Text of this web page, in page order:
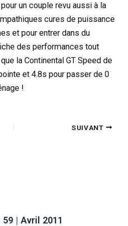
un couple revu aussi à la
cures de puissance
et pour entrer dans du
des performances tout
la Continental GT Speed de
et 4.8s pour passer de 0
!
SUIVANT
59 | Avril 2011